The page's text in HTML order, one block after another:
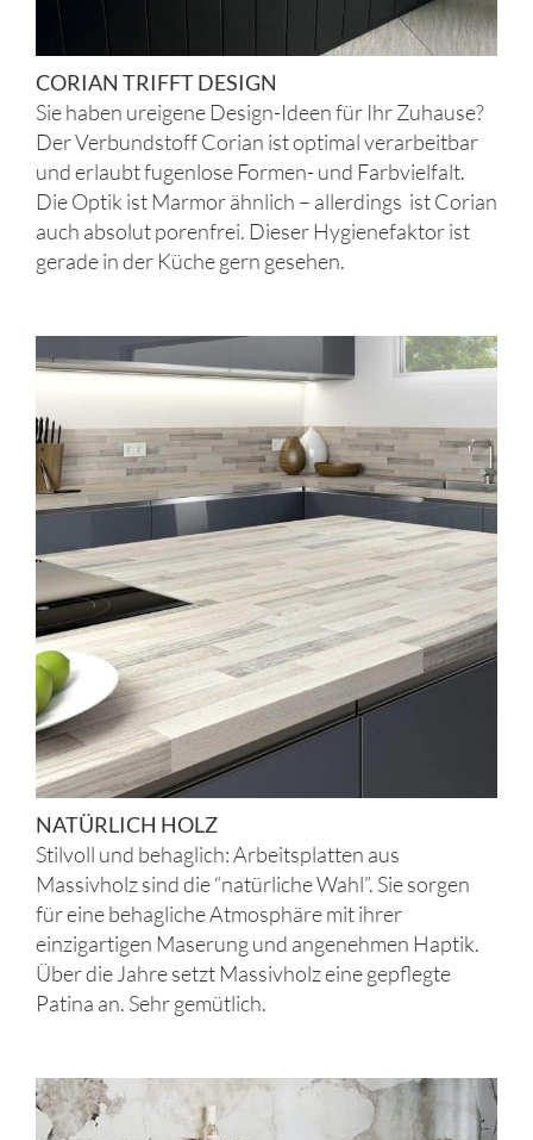
CORIAN TRIFFT DESIGN
Sie haben ureigene Design-Ideen für Ihr Zuhause?
Der Verbundstoff Corian ist optimal verarbeitbar
und erlaubt fugenlose Formen- und Farbvielfalt.
Die Optik ist Marmor ähnlich – allerdings ist Corian
auch absolut porenfrei. Dieser Hygienefaktor ist
gerade in der Küche gern gesehen.
NATÜRLICH HOLZ
Stilvoll und behaglich: Arbeitsplatten aus
Massivholz sind die “natürliche Wahl”. Sie sorgen
für eine behagliche Atmosphäre mit ihrer
einzigartigen Maserung und angenehmen Haptik.
Über die Jahre setzt Massivholz eine gepflegte
Patina an. Sehr gemütlich.